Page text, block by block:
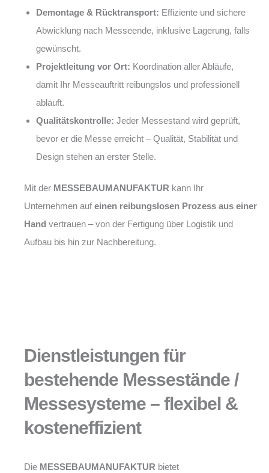
Demontage & Rücktransport: Effiziente und sichere
Abwicklung nach Messeende, inklusive Lagerung, falls
gewünscht.
Projektleitung vor Ort: Koordination aller Abläufe,
damit Ihr Messeauftritt reibungslos und professionell
abläuft.
Qualitätskontrolle: Jeder Messestand wird geprüft,
bevor er die Messe erreicht – Qualität, Stabilität und
Design stehen an erster Stelle.
Mit der MESSEBAUMANUFAKTUR kann Ihr
Unternehmen auf einen reibungslosen Prozess aus einer
Hand vertrauen – von der Fertigung über Logistik und
Aufbau bis hin zur Nachbereitung.
Dienstleistungen für
bestehende Messestände /
Messesysteme – flexibel &
kosteneffizient
Die MESSEBAUMANUFAKTUR bietet